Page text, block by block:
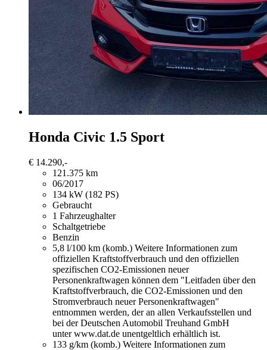
Honda Civic 1.5 Sport
€ 14.290,-
121.375 km
06/2017
134 kW (182 PS)
Gebraucht
1 Fahrzeughalter
Schaltgetriebe
Benzin
5,8 l/100 km (komb.) Weitere Informationen zum
offiziellen Kraftstoffverbrauch und den offiziellen
spezifischen CO2-Emissionen neuer
Personenkraftwagen können dem "Leitfaden über den
Kraftstoffverbrauch, die CO2-Emissionen und den
Stromverbrauch neuer Personenkraftwagen"
entnommen werden, der an allen Verkaufsstellen und
bei der Deutschen Automobil Treuhand GmbH
unter www.dat.de unentgeltlich erhältlich ist.
133 g/km (komb.) Weitere Informationen zum